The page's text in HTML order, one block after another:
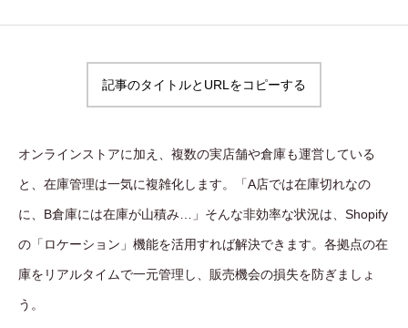
RECRUIT
BLOG
AOのブログ
記事のタイトルとURLをコピーする
オンラインストアに加え、複数の実店舗や倉庫も運営している
と、在庫管理は一気に複雑化します。「A店では在庫切れなの
に、B倉庫には在庫が山積み…」そんな非効率な状況は、Shopify
の「ロケーション」機能を活用すれば解決できます。各拠点の在
庫をリアルタイムで一元管理し、販売機会の損失を防ぎましょ
う。